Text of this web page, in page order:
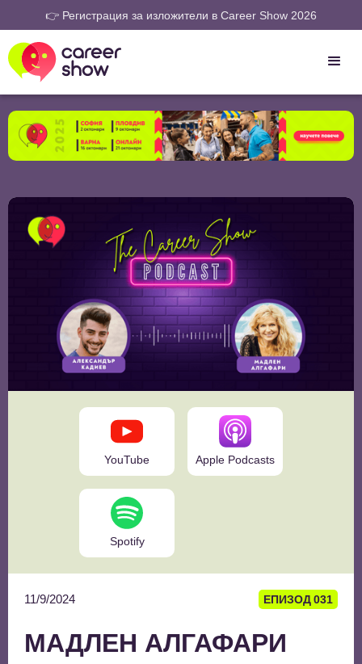
👉 Регистрация за изложители в Career Show 2026
YouTube Apple Podcasts
Spotify
11/9/2024 ЕПИЗОД031
МАДЛЕН АЛГАФАРИ